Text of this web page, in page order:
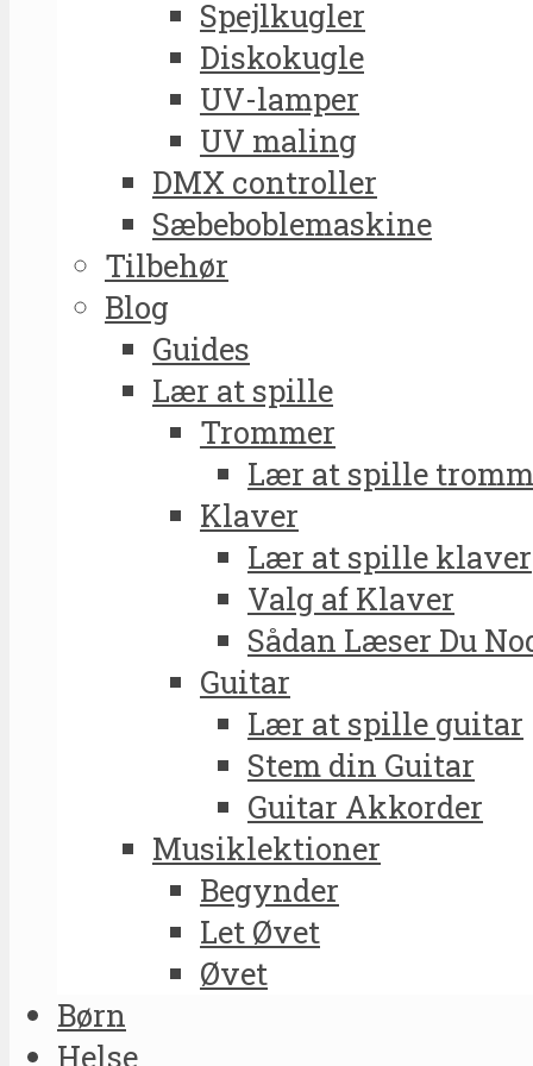
Spejlkugler
Diskokugle
UV-lamper
UV maling
DMX controller
Sæbeboblemaskine
Tilbehør
Blog
Guides
Lær at spille
Trommer
Lær at spille
Klaver
Lær at spille klaver
Valg af Klaver
Sådan Læser Du
Guitar
Lær at spille guitar
Stem din Guitar
Guitar Akkorder
Musiklektioner
Begynder
Let Øvet
Øvet
Børn
Helse